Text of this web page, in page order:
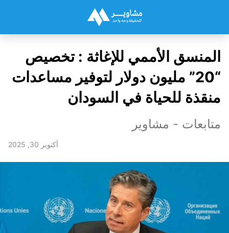
المنسق الأممي للإغاثة : تخصيص
“20” مليون دولار لتوفير مساعدات
منقذة للحياة في السودان
متابعات - مشاوير
أكتوبر 30, 2025